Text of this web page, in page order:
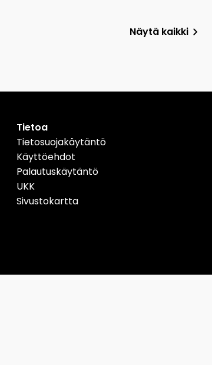
Näytä kaikki
Tietoa
Tietosuojakäytäntö
Käyttöehdot
Palautuskäytäntö
UKK
Sivustokartta